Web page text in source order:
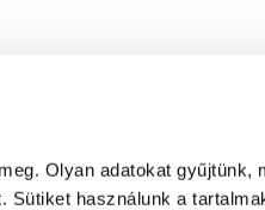
Olyan adatokat gyűjtünk,
Sütiket használunk a